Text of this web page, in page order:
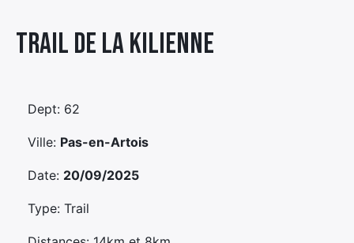
Trail De La Kilienne
Dept: 62
Ville: Pas-en-Artois
Date: 20/09/2025
Type: Trail
de
ÉlémentÉlément